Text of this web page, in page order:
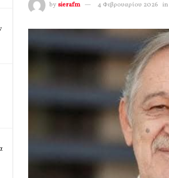
by sierafm 4 Φεβρουαρίου 2026 in